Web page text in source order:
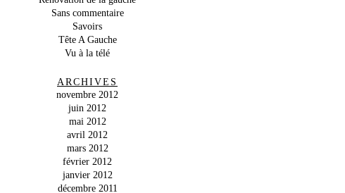
Sans commentaire
Savoirs
Tête A Gauche
Vu à la télé
ARCHIVES
novembre 2012
juin 2012
mai 2012
avril 2012
mars 2012
février 2012
janvier 2012
décembre 2011